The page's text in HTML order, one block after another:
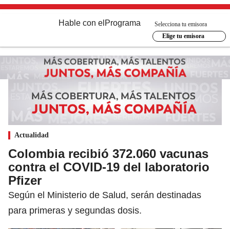
Hable con el Programa
Selecciona tu emisora
Elige tu emisora
Actualidad
Colombia recibió 372.060 vacunas
contra el COVID-19 del laboratorio
Pfizer
Según el Ministerio de Salud, serán destinadas
para primeras y segundas dosis.